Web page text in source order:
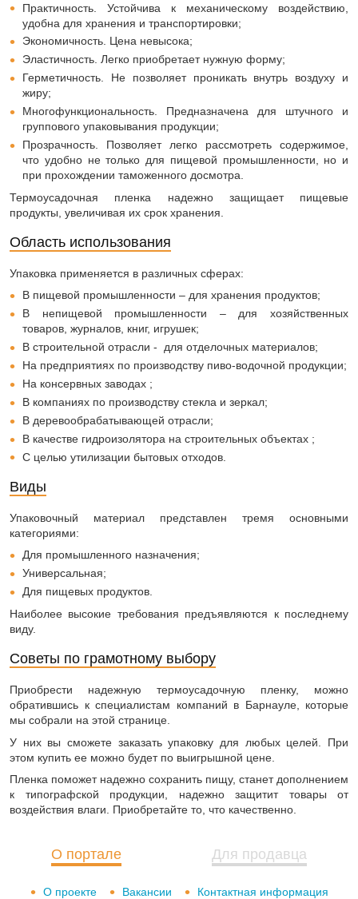
Практичность. Устойчива к механическому воздействию,
удобна для хранения и транспортировки;
Экономичность. Цена невысока;
Эластичность. Легко приобретает нужную форму;
Герметичность. Не позволяет проникать внутрь воздуху и
жиру;
Многофункциональность. Предназначена для штучного и
группового упаковывания продукции;
Прозрачность. Позволяет легко рассмотреть содержимое,
что удобно не только для пищевой промышленности, но и
при прохождении таможенного досмотра.
Термоусадочная пленка надежно защищает пищевые
продукты, увеличивая их срок хранения.
Область использования
Упаковка применяется в различных сферах:
В пищевой промышленности – для хранения продуктов;
В непищевой промышленности – для хозяйственных
товаров, журналов, книг, игрушек;
В строительной отрасли - для отделочных материалов;
На предприятиях по производству пиво-водочной продукции;
На консервных заводах ;
В компаниях по производству стекла и зеркал;
В деревообрабатывающей отрасли;
В качестве гидроизолятора на строительных объектах ;
С целью утилизации бытовых отходов.
Виды
Упаковочный материал представлен тремя основными
категориями:
Для промышленного назначения;
Универсальная;
Для пищевых продуктов.
Наиболее высокие требования предъявляются к последнему
виду.
Советы по грамотному выбору
Приобрести надежную термоусадочную пленку, можно
обратившись к специалистам компаний в Барнауле, которые
мы собрали на этой странице.
У них вы сможете заказать упаковку для любых целей. При
этом купить ее можно будет по выигрышной цене.
Пленка поможет надежно сохранить пищу, станет дополнением
к типографской продукции, надежно защитит товары от
воздействия влаги. Приобретайте то, что качественно.
О портале Для продавца
О проекте Вакансии Контактная информация